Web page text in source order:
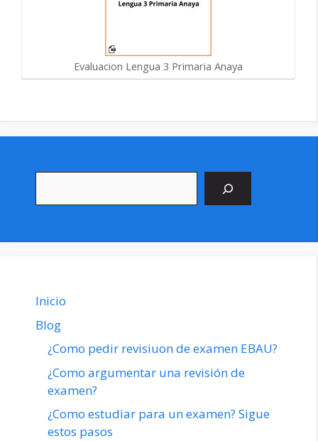
Evaluacion Lengua 3 Primaria Anaya
Inicio
Blog
¿Como pedir revisiuon de examen EBAU?
¿Como argumentar una revisión de
examen?
¿Como estudiar para un examen? Sigue
estos pasos